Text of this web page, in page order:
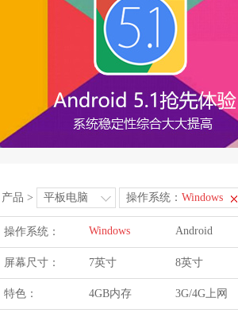
产品 > 平板电脑 操作系统： Windows
操作系统： Windows Android
屏幕尺寸： 7英寸 8英寸
特色： 4GB内存 3G/4G上网